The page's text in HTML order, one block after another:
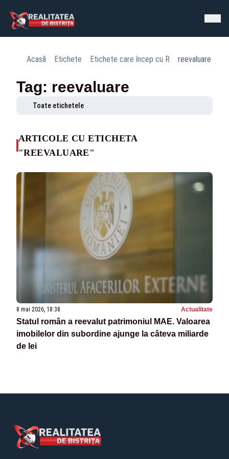
Acasă Etichete Etichete care încep cu R reevaluare
Tag: reevaluare
Toate etichetele
ARTICOLE CU ETICHETA
"REEVALUARE"
8 mai 2026, 18:38 Actualitate
Statul român a reevalut patrimoniul MAE. Valoarea
imobilelor din subordine ajunge la câteva miliarde
de lei